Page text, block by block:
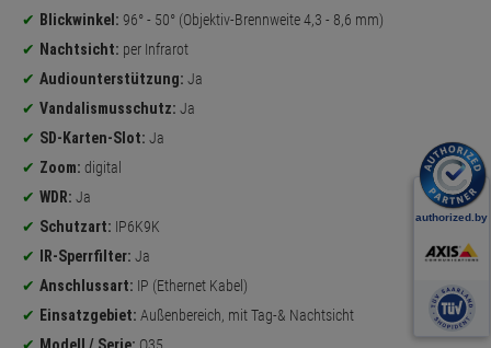
Blickwinkel: 96° - 50° (Objektiv-Brennweite 4,3 - 8,6 mm)
Nachtsicht: per Infrarot
Audiounterstützung: Ja
Vandalismusschutz: Ja
SD-Karten-Slot: Ja
Zoom: digital
WDR: Ja
Schutzart: IP6K9K
IR-Sperrfilter: Ja
Anschlussart: IP (Ethernet Kabel)
Einsatzgebiet: Außenbereich, mit Tag-& Nachtsicht